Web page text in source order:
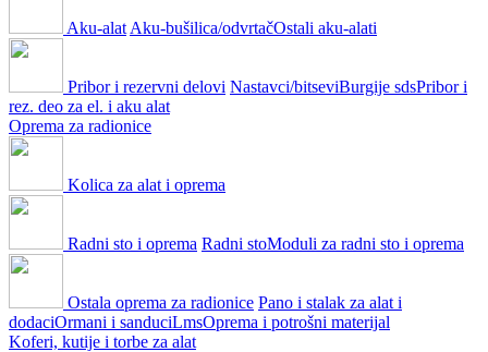
Aku-alat Aku-bušilica/odvrtačOstali aku-alati
Pribor i rezervni delovi Nastavci/bitseviBurgije sdsPribor i
rez. deo za el. i aku alat
Oprema za radionice
Kolica za alat i oprema
Radni sto i oprema Radni stoModuli za radni sto i oprema
Ostala oprema za radionice Pano i stalak za alat i
dodaciOrmani i sanduciLmsOprema i potrošni materijal
Koferi, kutije i torbe za alat